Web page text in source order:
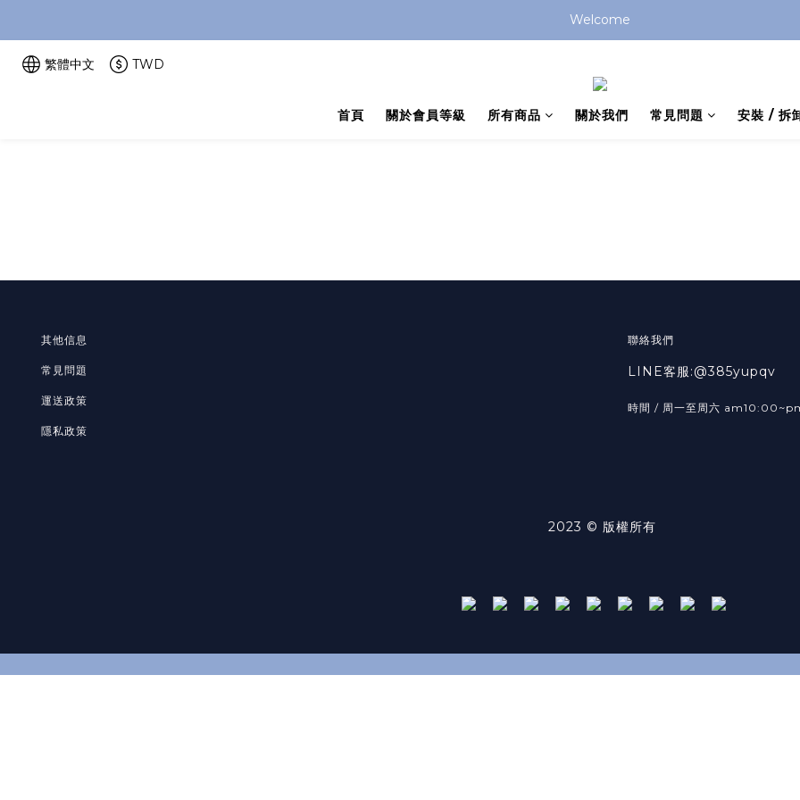
Welcome
繁體中文 TWD
首頁 關於會員等級 所有商品 關於我們 常見問題 安裝 / 拆
其他信息
常見問題
運送政策
隱私政策
聯絡我們
LINE客服:@385yupqv
時間 / 周一至周六
2023 © 版權所有